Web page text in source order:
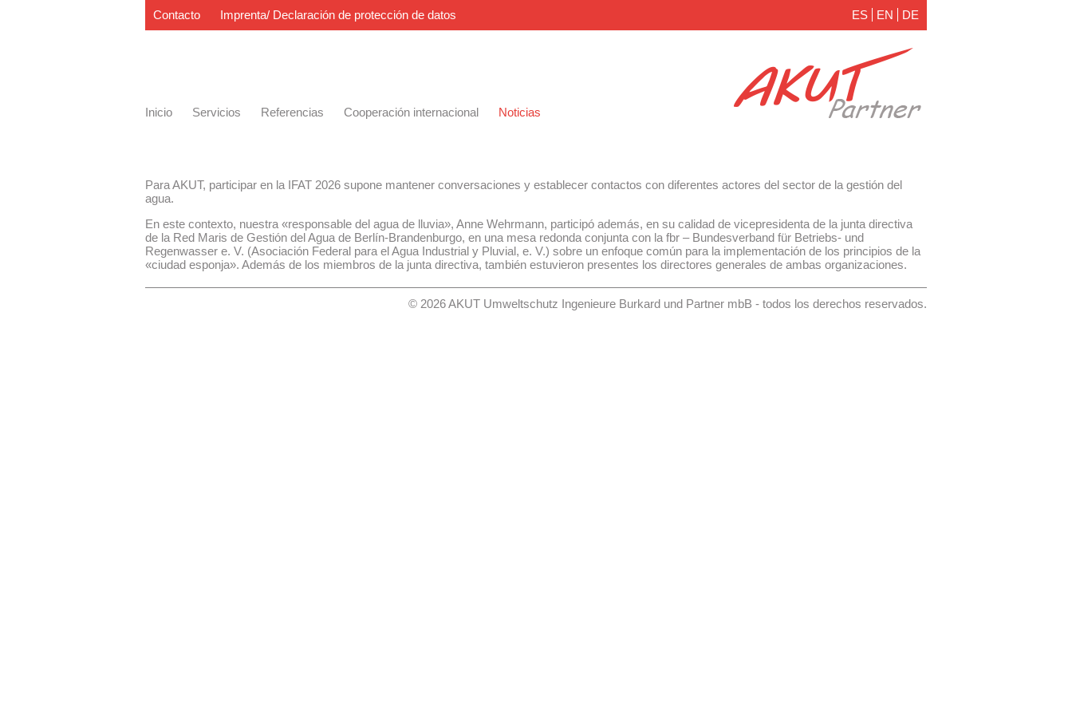
Contacto Imprenta/ Declaración de protección de datos ES EN DE
Inicio Servicios Referencias Cooperación internacional Noticias
Para AKUT, participar en la IFAT 2026 supone mantener conversaciones y establecer contactos con diferentes actores del sector de la gestión del
agua.
En este contexto, nuestra «responsable del agua de lluvia», Anne Wehrmann, participó además, en su calidad de vicepresidenta de la junta directiva
de la Red Maris de Gestión del Agua de Berlín-Brandenburgo, en una mesa redonda conjunta con la fbr – Bundesverband für Betriebs- und
Regenwasser e. V. (Asociación Federal para el Agua Industrial y Pluvial, e. V.) sobre un enfoque común para la implementación de los principios de la
«ciudad esponja». Además de los miembros de la junta directiva, también estuvieron presentes los directores generales de ambas organizaciones.
© 2026 AKUT Umweltschutz Ingenieure Burkard und Partner mbB - todos los derechos reservados.